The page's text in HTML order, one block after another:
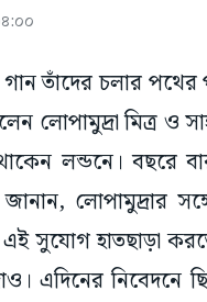
গান তাঁদের চলার
লোপামুদ্রা মিত্র ও
লন্ডনে। বছরে
জানান,
সুযোগ হাতছাড়া
এদিনের নিবেদনে